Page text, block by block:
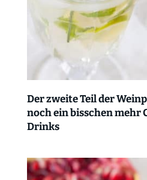
Der zweite Teil der
noch ein bisschen mehr
Drinks